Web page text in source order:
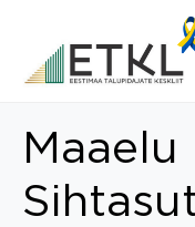
Maaelu